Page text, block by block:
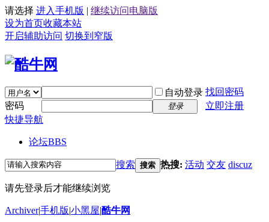
请选择 进入手机版 | 继续访问电脑版
设为首页收藏本站
开启辅助访问 切换到窄版
自动登录 找回密码
密码
登录
立即注册
快捷导航
论坛BBS
搜索 搜索 热搜: 活动 交友 discuz
请先登录后才能继续浏览
Archiver|手机版|小黑屋|酷牛网